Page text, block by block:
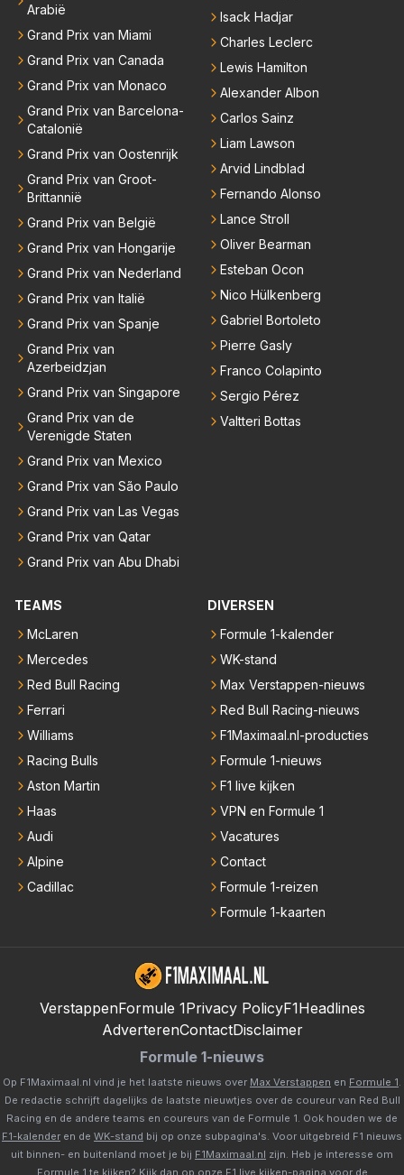
Arabië
Grand Prix van Miami
Grand Prix van Canada
Grand Prix van Monaco
Grand Prix van Barcelona-
Catalonië
Grand Prix van Oostenrijk
Grand Prix van Groot-
Brittannië
Grand Prix van België
Grand Prix van Hongarije
Grand Prix van Nederland
Grand Prix van Italië
Grand Prix van Spanje
Grand Prix van
Azerbeidzjan
Grand Prix van Singapore
Grand Prix van de
Verenigde Staten
Grand Prix van Mexico
Grand Prix van São Paulo
Grand Prix van Las Vegas
Grand Prix van Qatar
Grand Prix van Abu Dhabi
Isack Hadjar
Charles Leclerc
Lewis Hamilton
Alexander Albon
Carlos Sainz
Liam Lawson
Arvid Lindblad
Fernando Alonso
Lance Stroll
Oliver Bearman
Esteban Ocon
Nico Hülkenberg
Gabriel Bortoleto
Pierre Gasly
Franco Colapinto
Sergio Pérez
Valtteri Bottas
TEAMS
McLaren
Mercedes
Red Bull Racing
Ferrari
Williams
Racing Bulls
Aston Martin
Haas
Audi
Alpine
Cadillac
DIVERSEN
Formule 1-kalender
WK-stand
Max Verstappen-nieuws
Red Bull Racing-nieuws
F1Maximaal.nl-producties
Formule 1-nieuws
F1 live kijken
VPN en Formule 1
Vacatures
Contact
Formule 1-reizen
Formule 1-kaarten
VerstappenFormule 1Privacy PolicyF1Headlines
AdverterenContactDisclaimer
Formule 1-nieuws
Op F1Maximaal.nl vind je het laatste nieuws over Max Verstappen en Formule 1.
De redactie schrijft dagelijks de laatste nieuwtjes over de coureur van Red Bull
Racing en de andere teams en coureurs van de Formule 1. Ook houden we de
F1-kalender en de WK-stand bij op onze subpagina's. Voor uitgebreid F1 nieuws
uit binnen- en buitenland moet je bij F1Maximaal.nl zijn. Heb je interesse om
Formule 1 te kijken? Kijk dan op onze F1 live kijken-pagina voor de